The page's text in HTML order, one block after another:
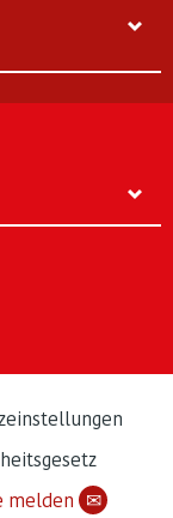
melden ✉